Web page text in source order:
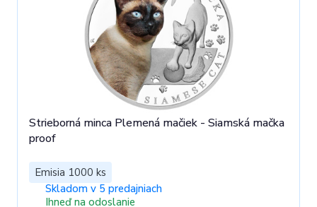
Strieborná minca Plemená mačiek - Siamská mačka
proof
Emisia 1000 ks
Skladom v 5 predajniach
Ihneď na odoslanie